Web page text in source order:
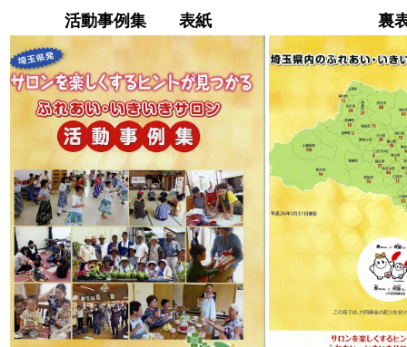
活動事例集 表紙 裏